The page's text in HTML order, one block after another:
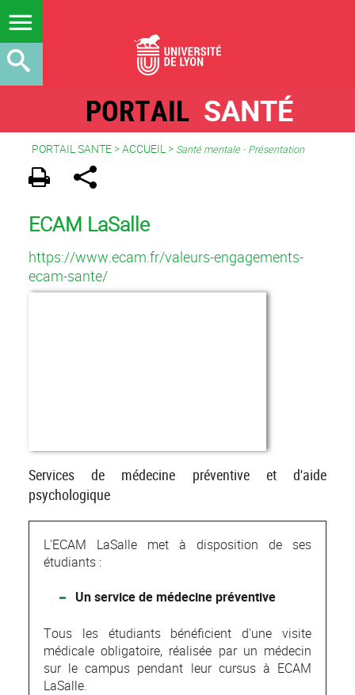
PORTAIL SANTÉ
PORTAIL SANTE>ACCUEIL> Santé mentale - Présentation
ECAM LaSalle
https://www.ecam.fr/valeurs-engagements-
ecam-sante/
Services de médecine préventive et d'aide
psychologique
L'ECAM LaSalle met à disposition de ses
étudiants :
Un service de médecine préventive
Tous les étudiants bénéficient d'une visite
médicale obligatoire, réalisée par un médecin
sur le campus pendant leur cursus à ECAM
LaSalle.